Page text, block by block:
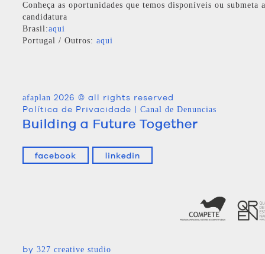
Conheça as oportunidades que temos disponíveis ou submeta
candidatura
Brasil:aqui
Portugal / Outros: aqui
afaplan 2026 © all rights reserved
Política de Privacidade | Canal de Denuncias
Building a Future Together
by 327 creative studio